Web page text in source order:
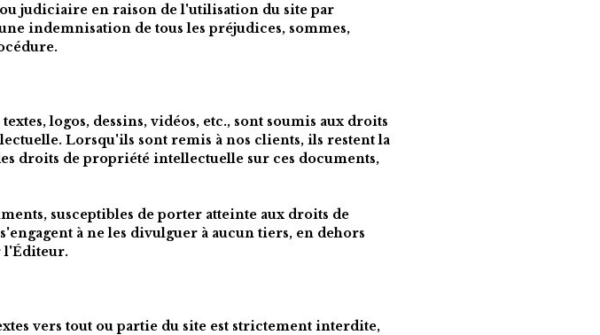
judiciaire en raison de l'utilisation du site par
indemnisation de tous les préjudices, sommes,
logos, dessins, vidéos, etc., sont soumis aux droits
Lorsqu'ils sont remis à nos clients, ils restent la
droits de propriété intellectuelle sur ces documents,
susceptibles de porter atteinte aux droits de
à ne les divulguer à aucun tiers, en dehors
l'Éditeur.
vers tout ou partie du site est strictement interdite,